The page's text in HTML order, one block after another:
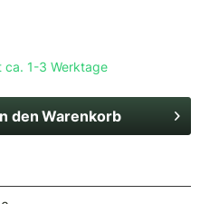
ca. 1-3 Werktage
denWarenkorb